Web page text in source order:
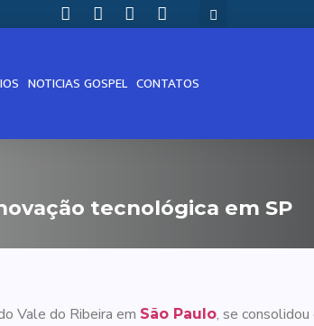
NOTICIAS GOSPEL CONTATOS
tecnológica em SP
Vale do Ribeira em São Paulo, se consolidou